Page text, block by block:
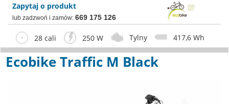
Zapytaj o produkt
lub zadzwoń i zamów: 669 175 126
28 cali 250 W Tylny 417,6 Wh
Ecobike Traffic M Black